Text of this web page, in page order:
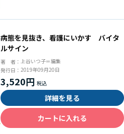
病態を見抜き、看護にいかす バイタ
ルサイン
著 者： 上谷いつ子＝編集
発行日： 2019年09月20日
3,520円
詳細を見る
カートに入れる